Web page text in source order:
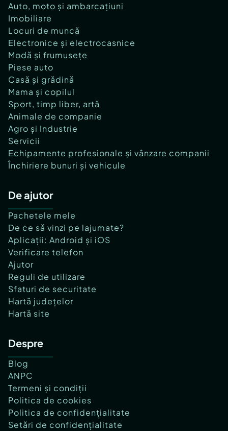
Auto, moto și ambarcațiuni
Imobiliare
Locuri de muncă
Electronice și electrocasnice
Modă și frumusețe
Piese auto
Casă și grădină
Mama și copilul
Sport, timp liber, artă
Animale de companie
Agro și Industrie
Servicii
Echipamente profesionale și vânzare companii
Închiriere bunuri și vehicule
De ajutor
Pachetele mele
De ce să vinzi pe lajumate?
Aplicații: Android și iOS
Verificare telefon
Ajutor
Reguli de utilizare
Sfaturi de securitate
Hartă județelor
Hartă site
Despre
Blog
ANPC
Termeni și condiții
Politica de cookies
Politica de confidențialitate
Setări de confidențialitate